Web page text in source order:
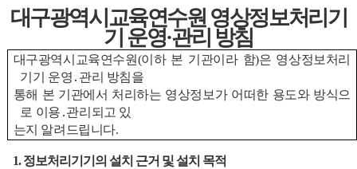
대구광역시교육연수원 영상정보처리기
기 운영·관리 방침
대구광역시교육연수원(이하 본 기관이라 함)은 영상정보처리
기기 운영 ․ 관리 방침을
통해 본 기관에서 처리하는 영상정보가 어떠한 용도와 방식으
로 이용 ․관리되고 있
는지 알려드립니다.
1.정보처리기기의 설치 근거 및 설치 목적